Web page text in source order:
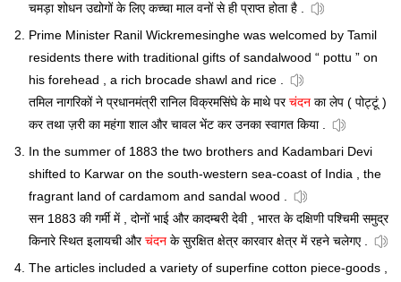
चमड़ा शोधन उद्योगों के लिए कच्चा माल वनों से ही प्राप्त होता है .
Prime Minister Ranil Wickremesinghe was welcomed by Tamil
residents there with traditional gifts of sandalwood “ pottu ” on
his forehead , a rich brocade shawl and rice .
तमिल नागरिकों ने प्रधानमंत्री रानिल विक्रमसिंघे के माथे परचंदन का लेप ( पोट्टूं )
कर तथा ज़री का महंगा शाल और चावल भेंट कर उनका स्वागत किया .
In the summer of 1883 the two brothers and Kadambari Devi
shifted to Karwar on the south-western sea-coast of India , the
fragrant land of cardamom and sandal wood .
सन 1883 की गर्मी में , दोनों भाई और कादम्बरी देवी , भारत के दक्षिणी पश्चिमी समुद्र
किनारे स्थित इलायची औरचंदन के सुरक्षित क्षेत्र कारवार क्षेत्र में रहने चलेगए .
The articles included a variety of superfine cotton piece-goods ,